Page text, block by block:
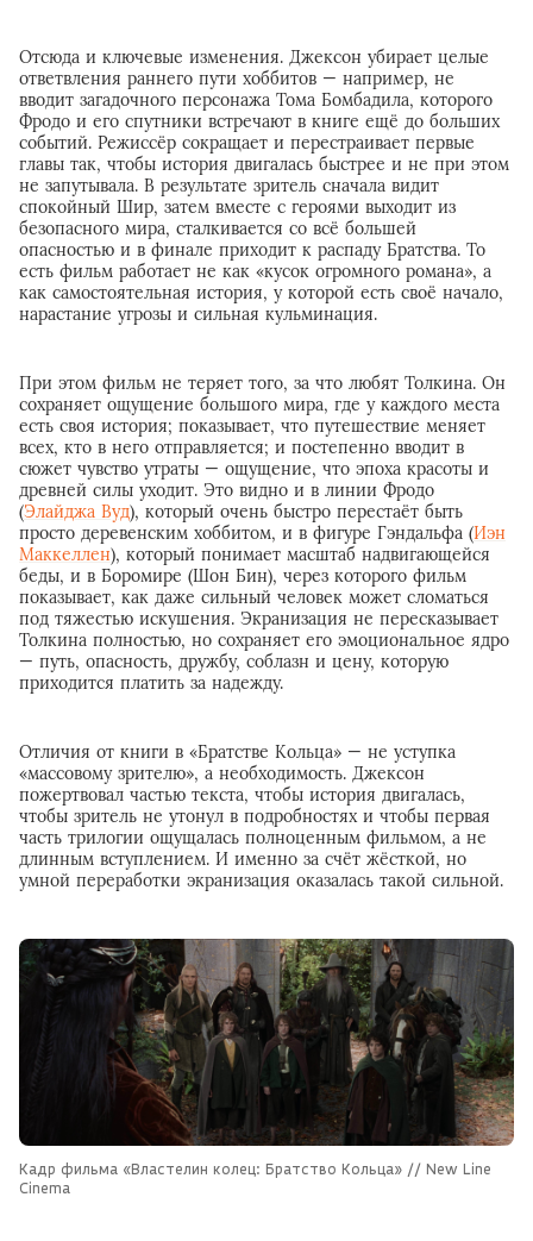
Отсюда и ключевые изменения. Джексон убирает целые
ответвления раннего пути хоббитов — например, не
вводит загадочного персонажа Тома Бомбадила, которого
Фродо и его спутники встречают в книге ещё до больших
событий. Режиссёр сокращает и перестраивает первые
главы так, чтобы история двигалась быстрее и не при этом
не запутывала. В результате зритель сначала видит
спокойный Шир, затем вместе с героями выходит из
безопасного мира, сталкивается со всё большей
опасностью и в финале приходит к распаду Братства. То
есть фильм работает не как «кусок огромного романа», а
как самостоятельная история, у которой есть своё начало,
нарастание угрозы и сильная кульминация.
При этом фильм не теряет того, за что любят Толкина. Он
сохраняет ощущение большого мира, где у каждого места
есть своя история; показывает, что путешествие меняет
всех, кто в него отправляется; и постепенно вводит в
сюжет чувство утраты — ощущение, что эпоха красоты и
древней силы уходит. Это видно и в линии Фродо
(Элайджа Вуд), который очень быстро перестаёт быть
просто деревенским хоббитом, и в фигуре Гэндальфа (Иэн
Маккеллен), который понимает масштаб надвигающейся
беды, и в Боромире (Шон Бин), через которого фильм
показывает, как даже сильный человек может сломаться
под тяжестью искушения. Экранизация не пересказывает
Толкина полностью, но сохраняет его эмоциональное ядро
— путь, опасность, дружбу, соблазн и цену, которую
приходится платить за надежду.
Отличия от книги в «Братстве Кольца» — не уступка
«массовому зрителю», а необходимость. Джексон
пожертвовал частью текста, чтобы история двигалась,
чтобы зритель не утонул в подробностях и чтобы первая
часть трилогии ощущалась полноценным фильмом, а не
длинным вступлением. И именно за счёт жёсткой, но
умной переработки экранизация оказалась такой сильной.
Кадр фильма «Властелин колец: Братство Кольца» // New Line
Cinema